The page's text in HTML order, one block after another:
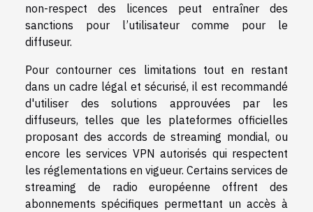
non-respect des licences peut entraîner des
sanctions pour l’utilisateur comme pour le
diffuseur.
Pour contourner ces limitations tout en restant
dans un cadre légal et sécurisé, il est recommandé
d'utiliser des solutions approuvées par les
diffuseurs, telles que les plateformes officielles
proposant des accords de streaming mondial, ou
encore les services VPN autorisés qui respectent
les réglementations en vigueur. Certains services de
streaming de radio européenne offrent des
abonnements spécifiques permettant un accès à